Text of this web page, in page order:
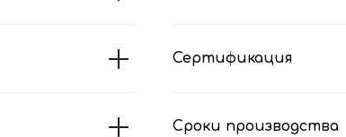
Сертификация
Сроки производства